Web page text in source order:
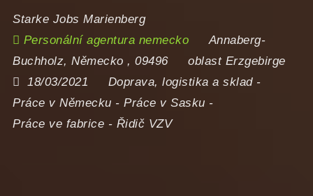
Starke Jobs Marienberg
Personální agentura nemecko
Annaberg-
Buchholz,Německo ,09496
oblast Erzgebirge
18/03/2021
Doprava, logistika a sklad-
Práce v Německu -Práce v Sasku -
Práce ve fabrice - Řidič VZV